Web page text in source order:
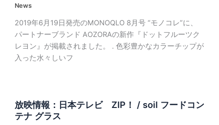
News
2019年6月19日発売のMONOQLO 8月号 “モノコレ”に、
パートナーブランド AOZORAの新作『ドットフルーツク
レヨン』が掲載されました。 . 色彩豊かなカラーチップが
入った水々しいフ
放映情報：日本テレビ ZIP！ / soil フードコン
テナ グラス